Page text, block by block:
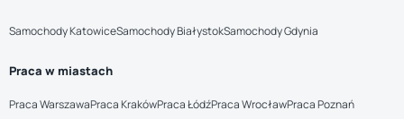
Samochody KatowiceSamochody BiałystokSamochody Gdynia
Praca w miastach
Praca WarszawaPraca KrakówPraca ŁódźPraca WrocławPraca Poznań